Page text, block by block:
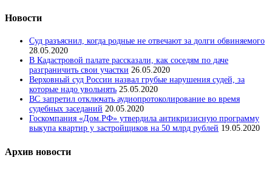
Новости
Суд разъяснил, когда родные не отвечают за долги обвиняемого
28.05.2020
В Кадастровой палате рассказали, как соседям по даче
разграничить свои участки 26.05.2020
Верховный суд России назвал грубые нарушения судей, за
которые надо увольнять 25.05.2020
ВС запретил отключать аудиопротоколирование во время
судебных заседаний 20.05.2020
Госкомпания «Дом.РФ» утвердила антикризисную программу
выкупа квартир у застройщиков на 50 млрд рублей 19.05.2020
Архив новости